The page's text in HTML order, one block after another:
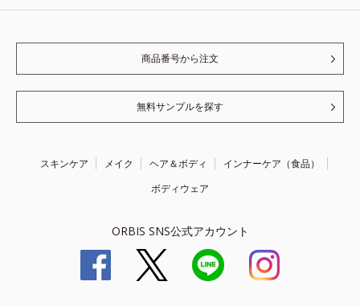
商品番号から注文
無料サンプルを探す
スキンケア メイク ヘア＆ボディ
インナーケア（食品）
ボディウェア
ORBIS SNS公式アカウント